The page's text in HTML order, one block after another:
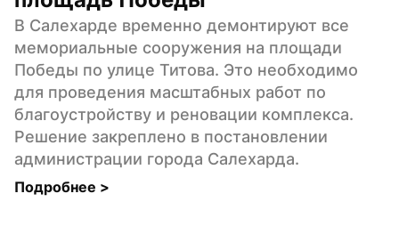
В Салехарде временно демонтируют все
мемориальные сооружения на площади
Победы по улице Титова. Это необходимо
для проведения масштабных работ по
благоустройству и реновации комплекса.
Решение закреплено в постановлении
администрации города Салехарда.
Подробнее >